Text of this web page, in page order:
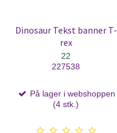
Dinosaur Tekst banner T-
rex
22
227538
På lager i webshoppen
(4 stk.)